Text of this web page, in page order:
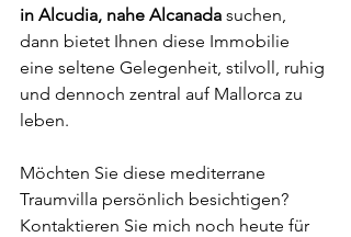
in Alcudia, nahe Alcanada suchen,
dann bietet Ihnen diese Immobilie
eine seltene Gelegenheit, stilvoll, ruhig
und dennoch zentral auf Mallorca zu
leben.
Möchten Sie diese mediterrane
Traumvilla persönlich besichtigen?
Kontaktieren Sie mich noch heute für